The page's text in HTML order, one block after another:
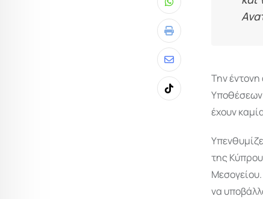
Whatsapp
Print
Share
via
Email
Tiktok
Την
Υποθέσεων
έχουν
της
να